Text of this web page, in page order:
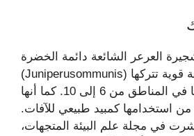
العرعر الشائعة دائمة الخضرة
(Juniperusommunis) تحمل التوت برائحة قوية تتركها
الغزلان بمفردها في المناطق من 6 إلى 10. كما أنها
من استخدامها كمبيد طبيعي للآفات.
في مجلة علم البيئة المتجهات،